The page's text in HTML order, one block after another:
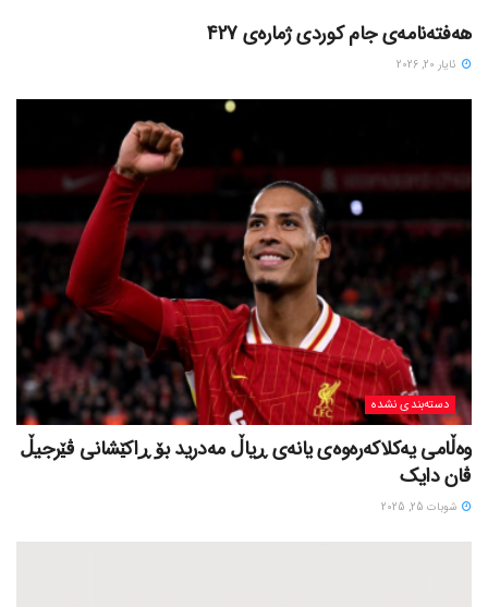
هەفتەنامەی جام کوردی ژمارەی 427
ئایار 20, 2026
دسته‌بندی نشده
وەڵامی یەکلاکەرەوەی یانەی ڕیاڵ مەدرید بۆ ڕاکێشانی ڤێرجیڵ
ڤان دایک
شوبات 25, 2025